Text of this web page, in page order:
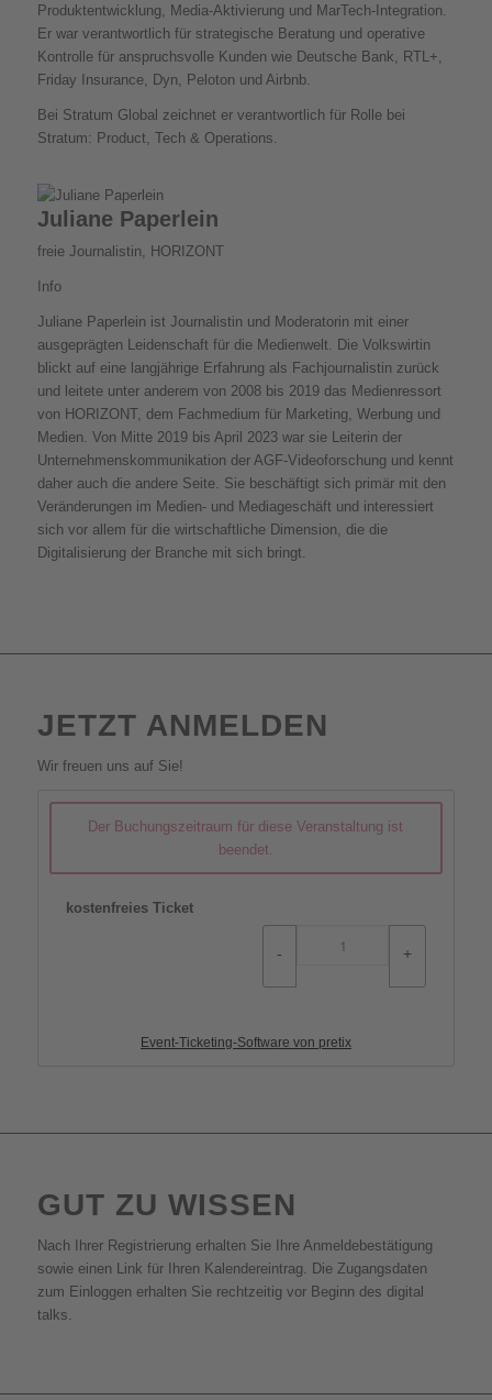
Produktentwicklung, Media-Aktivierung und MarTech-Integration.
Er war verantwortlich für strategische Beratung und operative
Kontrolle für anspruchsvolle Kunden wie Deutsche Bank, RTL+,
Friday Insurance, Dyn, Peloton und Airbnb.
Bei Stratum Global zeichnet er verantwortlich für Rolle bei
Stratum: Product, Tech & Operations.
Juliane Paperlein
freie Journalistin, HORIZONT
Info
Juliane Paperlein ist Journalistin und Moderatorin mit einer
ausgeprägten Leidenschaft für die Medienwelt. Die Volkswirtin
blickt auf eine langjährige Erfahrung als Fachjournalistin zurück
und leitete unter anderem von 2008 bis 2019 das Medienressort
von HORIZONT, dem Fachmedium für Marketing, Werbung und
Medien. Von Mitte 2019 bis April 2023 war sie Leiterin der
Unternehmenskommunikation der AGF-Videoforschung und kennt
daher auch die andere Seite. Sie beschäftigt sich primär mit den
Veränderungen im Medien- und Mediageschäft und interessiert
sich vor allem für die wirtschaftliche Dimension, die die
Digitalisierung der Branche mit sich bringt.
JETZT ANMELDEN
Wir freuen uns auf Sie!
Der Buchungszeitraum für diese Veranstaltung ist
beendet.
kostenfreies Ticket
- +
Event-Ticketing-Software von pretix
GUT ZU WISSEN
Nach Ihrer Registrierung erhalten Sie Ihre Anmeldebestätigung
sowie einen Link für Ihren Kalendereintrag. Die Zugangsdaten
zum Einloggen erhalten Sie rechtzeitig vor Beginn des digital
talks.